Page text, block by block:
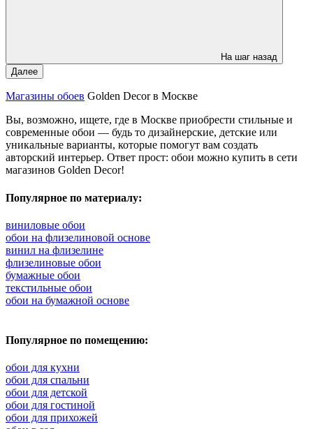
На шаг назад
Далее
Магазины обоев Golden Decor в Москве
Вы, возможно, ищете, где в Москве приобрести стильные и
современные обои — будь то дизайнерские, детские или
уникальные варианты, которые помогут вам создать
авторский интерьер. Ответ прост: обои можно купить в сети
магазинов Golden Decor!
Популярное по материалу:
виниловые обои
обои на флизелиновой основе
винил на флизелине
флизелиновые обои
бумажные обои
текстильные обои
обои на бумажной основе
Популярное по помещению:
обои для кухни
обои для спальни
обои для детской
обои для гостиной
обои для прихожей